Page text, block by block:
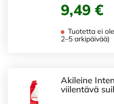
9,49 €
Tuotetta ei
2–5 arkipäivää)
Akileine
viilentävä